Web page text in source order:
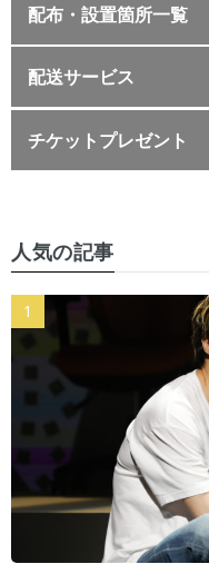
配布・設置箇所一覧
配送サービス
チケットプレゼント
人気の記事